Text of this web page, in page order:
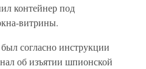
контейнер под
витрины.
согласно инструкции
об изъятии шпионской